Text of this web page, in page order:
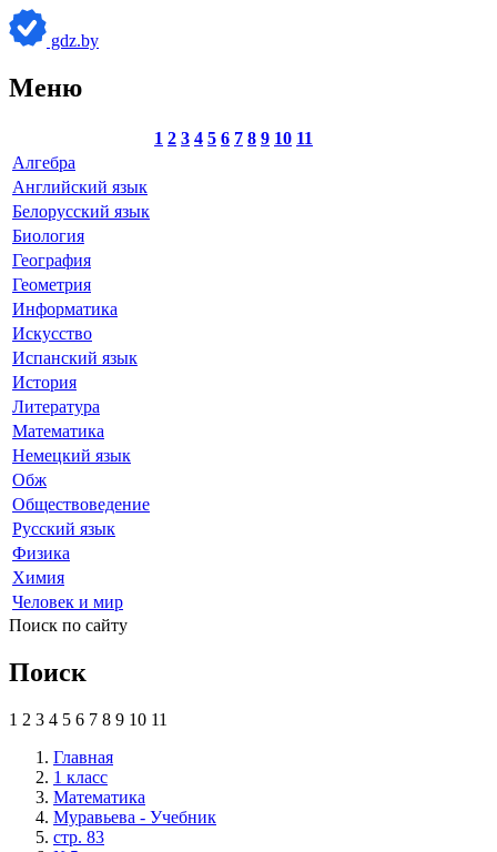
gdz.by
Меню
1 2 3 4 5 6 7 8 9 10 11
Алгебра
Английский язык
Белорусский язык
Биология
География
Геометрия
Информатика
Искусство
Испанский язык
История
Литература
Математика
Немецкий язык
Обж
Обществоведение
Русский язык
Физика
Химия
Человек и мир
Поиск по сайту
Поиск
1 2 3 4 5 6 7 8 9 10 11
Главная
1 класс
Математика
Муравьева - Учебник
стр. 83